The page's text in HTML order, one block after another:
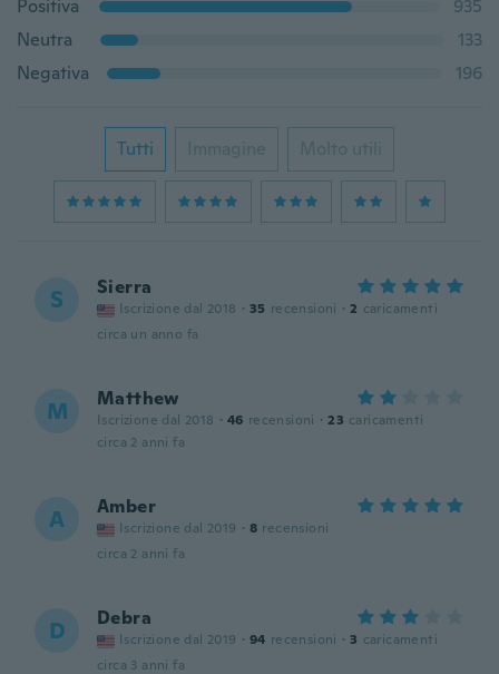
Positiva
935
Neutra
133
Negativa
196
Tutti Immagine Molto utili
S Sierra
Iscrizione dal 2018 · 35 recensioni · 2 caricamenti
circa un anno fa
M Matthew
Iscrizione dal 2018 · 46 recensioni · 23 caricamenti
circa 2 anni fa
A Amber
Iscrizione dal 2019 · 8 recensioni
circa 2 anni fa
D Debra
Iscrizione dal 2019 · 94 recensioni · 3 caricamenti
circa 3 anni fa